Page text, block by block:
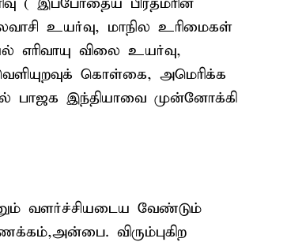
உயர்வு, மாநில உரிமைகள்
விலை உயர்வு,
கொள்கை, அமெரிக்க
பாஜக இந்தியாவை முன்னோக்கி
வளர்ச்சியடைய வேண்டும்
விரும்புகிற